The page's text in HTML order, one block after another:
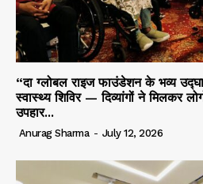
“दा ग्लोबल राइज फाउंडेशन के भव्य
स्वास्थ्य शिविर — दिव्यांगों ने मिलकर
उपहार...
Anurag Sharma - July 12, 2026